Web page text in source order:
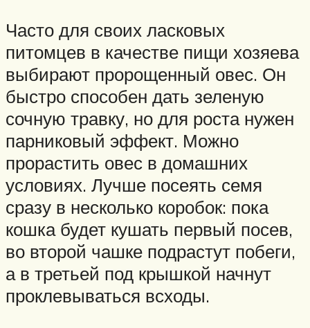
Часто для своих ласковых
питомцев в качестве пищи хозяева
выбирают пророщенный овес. Он
быстро способен дать зеленую
сочную травку, но для роста нужен
парниковый эффект. Можно
прорастить овес в домашних
условиях. Лучше посеять семя
сразу в несколько коробок: пока
кошка будет кушать первый посев,
во второй чашке подрастут побеги,
а в третьей под крышкой начнут
проклевываться всходы.